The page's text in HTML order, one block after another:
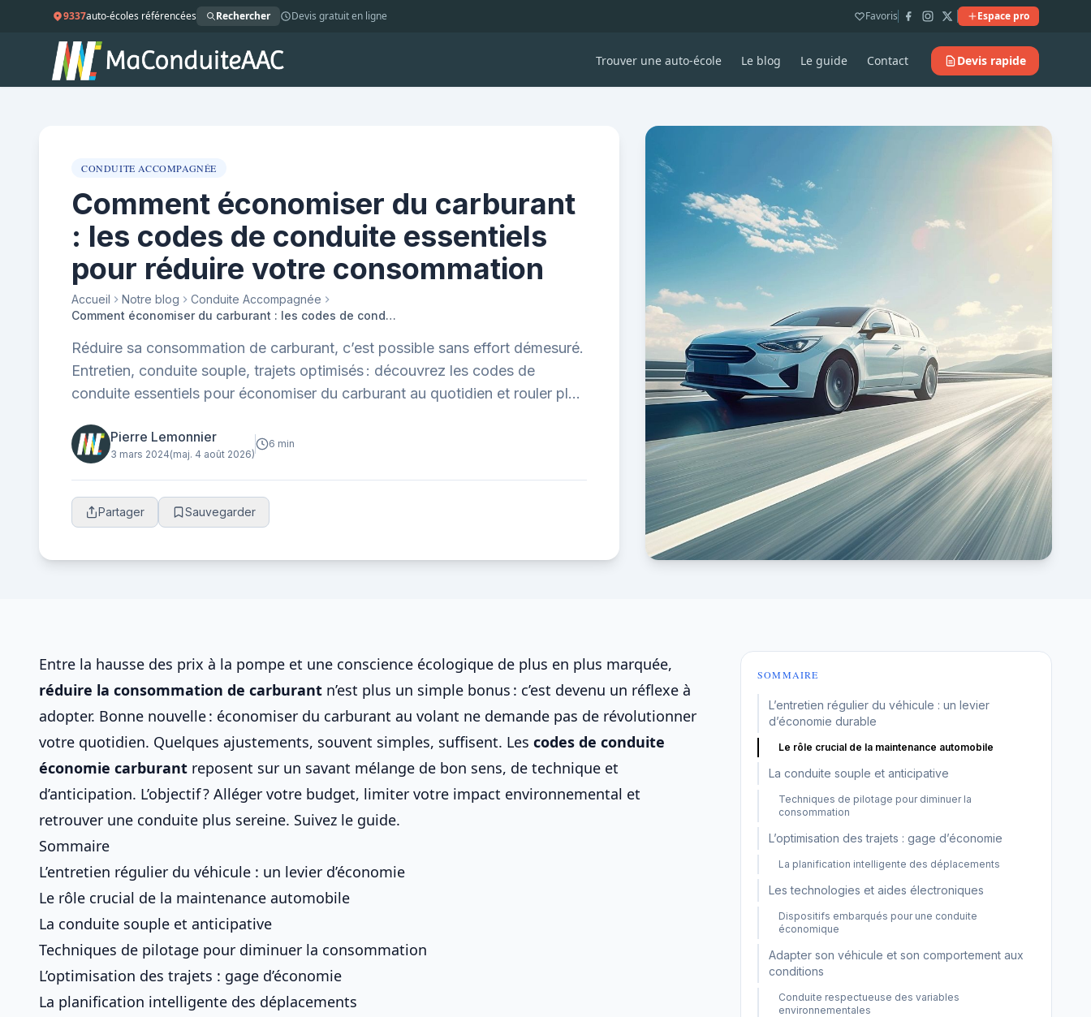
9337auto-écoles référencées Rechercher Devis gratuit en ligne Favoris Espace pro
Trouver une auto-école Le blog Le guide Contact Devis rapide
CONDUITE ACCOMPAGNÉE
Comment économiser du carburant
: les codes de conduite essentiels
pour réduire votre consommation
Accueil Notre blog
Conduite Accompagnée
Comment économiser du carburant : les codes de conduite essentiels pour réduire votre consommation
Réduire sa consommation de carburant, c’est possible sans effort démesuré.
Entretien, conduite souple, trajets optimisés : découvrez les codes de
conduite essentiels pour économiser du carburant au quotidien et rouler plus
Pierre Lemonnier
3 mars 2024(maj. 4 août 2026)
6 min
Partager Sauvegarder
Entre la hausse des prix à la pompe et une conscience écologique de plus en plus marquée,
réduire la consommation de carburant n’est plus un simple bonus : c’est devenu un réflexe à
adopter. Bonne nouvelle : économiser du carburant au volant ne demande pas de révolutionner
votre quotidien. Quelques ajustements, souvent simples, suffisent. Les codes de conduite
économie carburant reposent sur un savant mélange de bon sens, de technique et
d’anticipation. L’objectif ? Alléger votre budget, limiter votre impact environnemental et
retrouver une conduite plus sereine. Suivez le guide.
Sommaire
L’entretien régulier du véhicule : un levier d’économie
Le rôle crucial de la maintenance automobile
La conduite souple et anticipative
Techniques de pilotage pour diminuer la consommation
L’optimisation des trajets : gage d’économie
La planification intelligente des déplacements
SOMMAIRE
L’entretien régulier du véhicule : un levier
d’économie durable
Le rôle crucial de la maintenance automobile
La conduite souple et anticipative
Techniques de pilotage pour diminuer la
consommation
L’optimisation des trajets : gage d’économie
La planification intelligente des déplacements
Les technologies et aides électroniques
Dispositifs embarqués pour une conduite
économique
Adapter son véhicule et son comportement aux
conditions
Conduite respectueuse des variables
environnementales